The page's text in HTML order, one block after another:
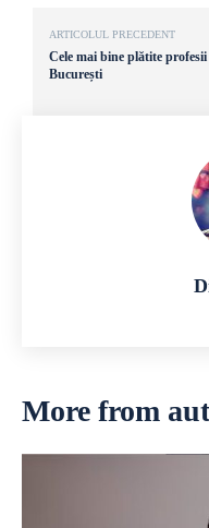
ARTICOLUL PRECEDENT
Cele mai bine plătite
București
More from